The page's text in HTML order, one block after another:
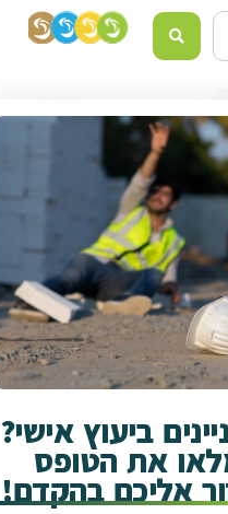
ביעוץ אישי?
את הטופס
אליכם בהקדם!